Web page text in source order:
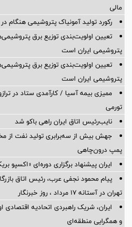
مالی
رکورد تولید آمونیاک پتروشیمی
تعیین اولویت‌بندی توزیع برق
پتروشیمی ایران است
تعیین اولویت‌بندی توزیع برق
پتروشیمی ایران است
ممیزی بیمه آسیا / کارآمدی ستاد در
تورمی
نایب‌رئیس اتاق ایران راهی باکو شد
جهش بیش از سه‌برابری تولید نفت از
پمپ درون‌چاهی
ایران پیشنهاد برگزاری دوره‌ای «اکسپو
پیام محمود نجفی عرب، رئیس اتاق
تهران در آستانه 17 مرداد ، روز خبرنگار
ایران، شریک راهبردی اتحادیه
و همگرایی منطقه‌ای